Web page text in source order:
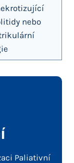
nebo
Paliativní